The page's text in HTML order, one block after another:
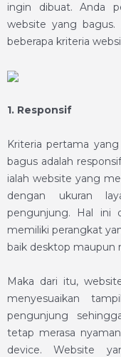
ingin dibuat. Anda
website yang
beberapa kriteria
1. Responsif
Kriteria pertama
bagus adalah
ialah website yang
dengan ukuran
pengunjung. Hal ini
memiliki perangkat
baik desktop maupun
Maka dari itu,
menyesuaikan
pengunjung
tetap merasa
device. Website